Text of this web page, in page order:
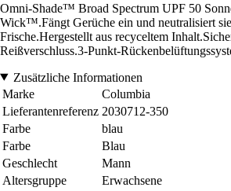
Omni-Shade™ Broad Spectrum UPF 50
Wick™.Fängt Gerüche ein und neutralisiert
Frische.Hergestellt aus recyceltem
Reißverschluss.3-Punkt-
Zusätzliche Informationen
Marke
Columbia
Lieferantenreferenz 2030712-350
Farbe
blau
Farbe
Blau
Geschlecht
Mann
Altersgruppe
Erwachsene